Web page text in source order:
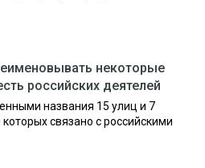
некоторые
российских деятелей
названия 15 улиц и 7
связано с российскими